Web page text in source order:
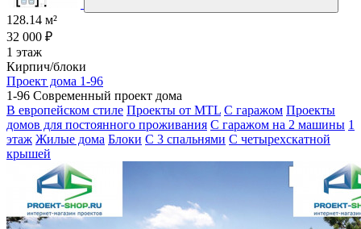
128.14 м²
32 000 ₽
1 этаж
Кирпич/блоки
Проект дома 1-96
1-96 Современный проект дома
В европейском стиле Проекты от MTL С гаражом Проекты
домов для постоянного проживания С гаражом на 2 машины 1
этаж Жилые дома Блоки С 3 спальнями С четырехскатной
крышей